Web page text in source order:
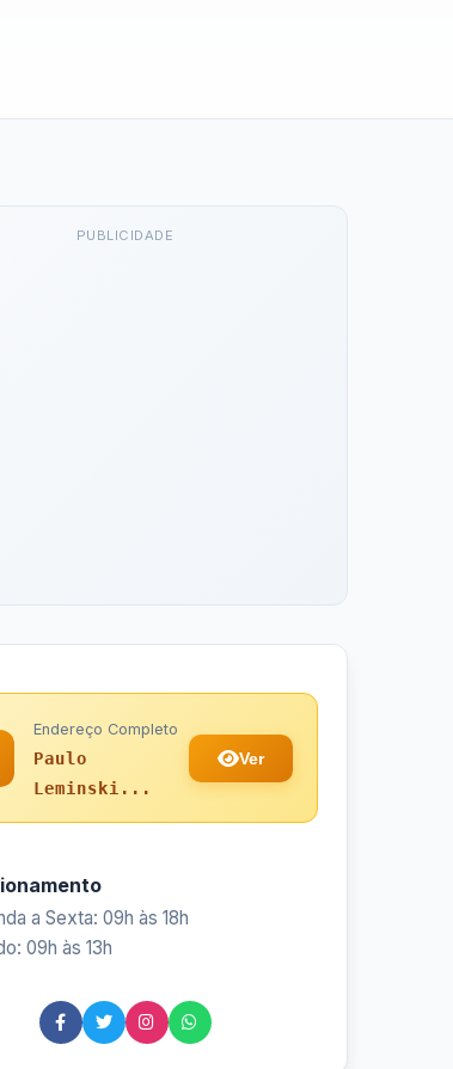
PUBLICIDADE
Endereço Completo
Paulo
Leminski...
Ver
a Sexta: 09h às 18h
09h às 13h